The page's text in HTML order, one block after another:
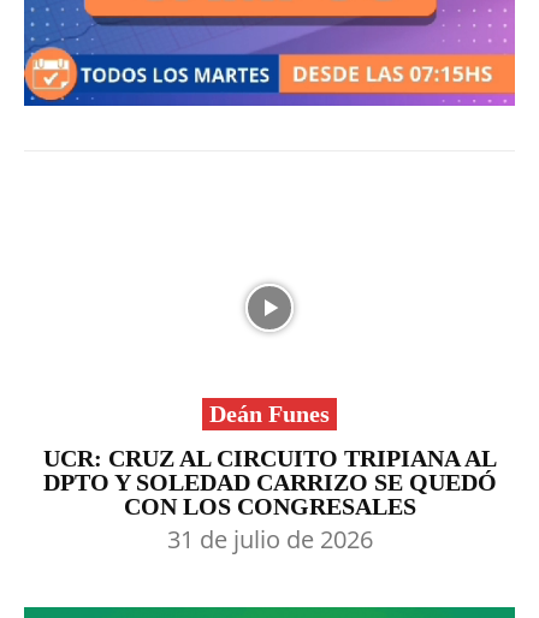
Deán Funes
UCR: CRUZ AL CIRCUITO TRIPIANA AL
DPTO Y SOLEDAD CARRIZO SE QUEDÓ
CON LOS CONGRESALES
31 de julio de 2026